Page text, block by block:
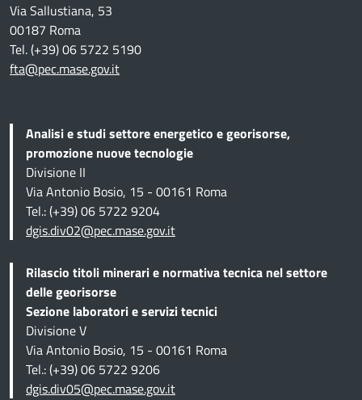
Via Sallustiana, 53
00187 Roma
Tel. (+39) 06 5722 5190
fta@pec.mase.gov.it
Analisi e studi settore energetico e georisorse,
promozione nuove tecnologie
Divisione II
Via Antonio Bosio, 15 - 00161 Roma
Tel.: (+39) 06 5722 9204
dgis.div02@pec.mase.gov.it
Rilascio titoli minerari e normativa tecnica nel settore
delle georisorse
Sezione laboratori e servizi tecnici
Divisione V
Via Antonio Bosio, 15 - 00161 Roma
Tel.: (+39) 06 5722 9206
dgis.div05@pec.mase.gov.it